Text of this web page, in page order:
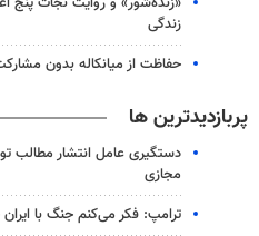
زندگی
حفاظت از میانکاله بدون
پربازدیدترین ها
دستگیری عامل انتشار مطالب
مجازی
ترامپ: فکر می‌کنم جنگ با ایران